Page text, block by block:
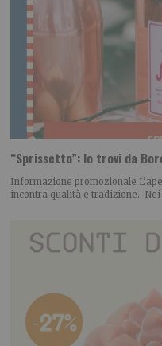
“Sprissetto”: lo trovi da
Informazione promozionale
incontra qualità e tradizione.